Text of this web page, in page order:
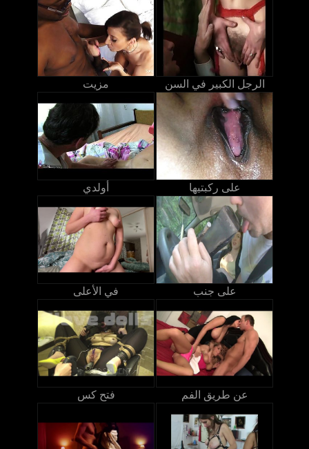
مزيت الرجل الكبير في السن
أولدي على ركبتيها
في الأعلى على جنب
فتح كس عن طريق الفم